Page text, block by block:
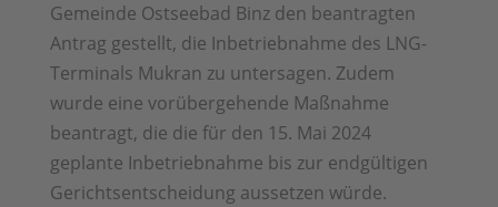
Gemeinde Ostseebad Binz den beantragten
Antrag gestellt, die Inbetriebnahme des LNG-
Terminals Mukran zu untersagen. Zudem
wurde eine vorübergehende Maßnahme
beantragt, die die für den 15. Mai 2024
geplante Inbetriebnahme bis zur endgültigen
Gerichtsentscheidung aussetzen würde.